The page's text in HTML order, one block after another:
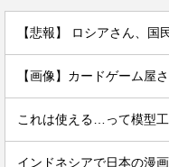
【悲報】 ロシアさん、国
これは使える…って模型